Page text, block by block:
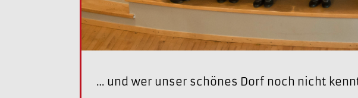
… und wer unser schönes Dorf noch nicht